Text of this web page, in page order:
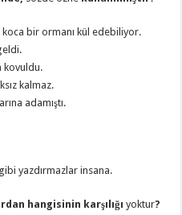
bir ormanı kül edebiliyor.
kovuldu.
kalmaz.
adamıştı.
yazdırmazlar insana.
hangisinin karşılığıyoktur?